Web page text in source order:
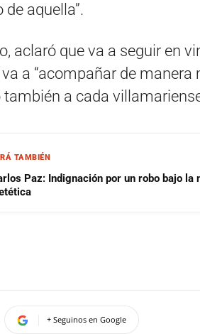
aquella”.
aclaró que va a seguir en
a “acompañar de manera
a cada
TAMBIÉN
Paz: Indignación por un robo bajo la
+ Seguinos en Google